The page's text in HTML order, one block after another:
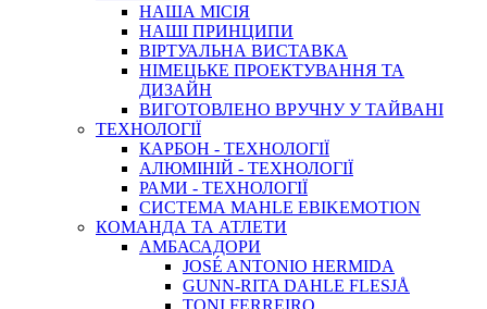
НАША МICIЯ
НАШI ПРИНЦИПИ
ВIРТУАЛЬНА ВИСТАВКА
НІМЕЦЬКЕ ПРОЕКТУВАННЯ ТА
ДИЗАЙН
ВИГОТОВЛЕНО ВРУЧНУ У ТАЙВАНІ
ТЕХНОЛОГІЇ
КАРБОН - ТЕХНОЛОГІЇ
АЛЮМІНІЙ - ТЕХНОЛОГІЇ
РАМИ - ТЕХНОЛОГІЇ
СИСТЕМА MAHLE EBIKEMOTION
КОМАНДА ТА АТЛЕТИ
АМБАСАДОРИ
JOSÉ ANTONIO HERMIDA
GUNN-RITA DAHLE FLESJÅ
TONI FERREIRO